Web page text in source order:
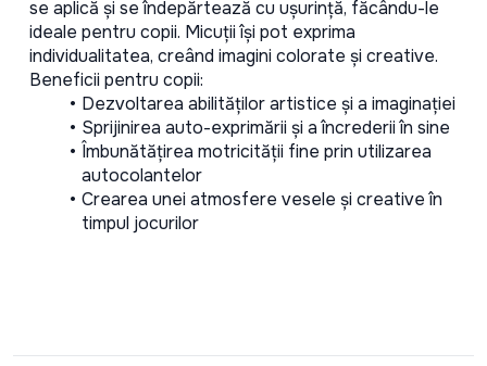
se aplică și se îndepărtează cu ușurință, făcându-le
ideale pentru copii. Micuții își pot exprima
individualitatea, creând imagini colorate și creative.
Beneficii pentru copii:
Dezvoltarea abilităților artistice și a imaginației
Sprijinirea auto-exprimării și a încrederii în sine
Îmbunătățirea motricității fine prin utilizarea
autocolantelor
Crearea unei atmosfere vesele și creative în
timpul jocurilor